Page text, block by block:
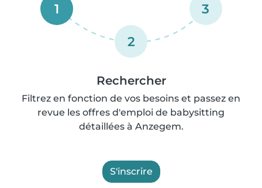
1
2
3
Rechercher
Filtrez en fonction de vos besoins et passez en
revue les offres d'emploi de babysitting
détaillées à Anzegem.
S'inscrire